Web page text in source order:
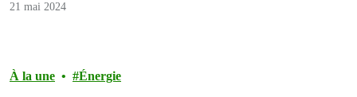
21 mai 2024
À la une Énergie